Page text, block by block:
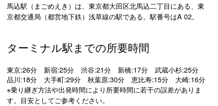
馬込駅（まごめえき）は、東京都大田区北馬込二丁目にある、東
京都交通局（都営地下鉄）浅草線の駅である。駅番号はA 02。
ターミナル駅までの所要時間
東京:26分 新宿:25分 渋谷:21分 新橋:17分 武蔵小杉:25分
品川:18分 大手町:29分 秋葉原:30分 恵比寿:15分 大崎:16分
※乗り継ぎ方法や出発時間により所要時間に若干の誤差がありま
す。目安としてご参考ください。